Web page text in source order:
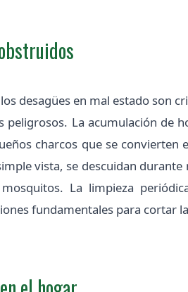
desagües en mal estado son
peligrosos. La acumulación de
charcos que se convierten
vista, se descuidan
La limpieza
fundamentales para cortar